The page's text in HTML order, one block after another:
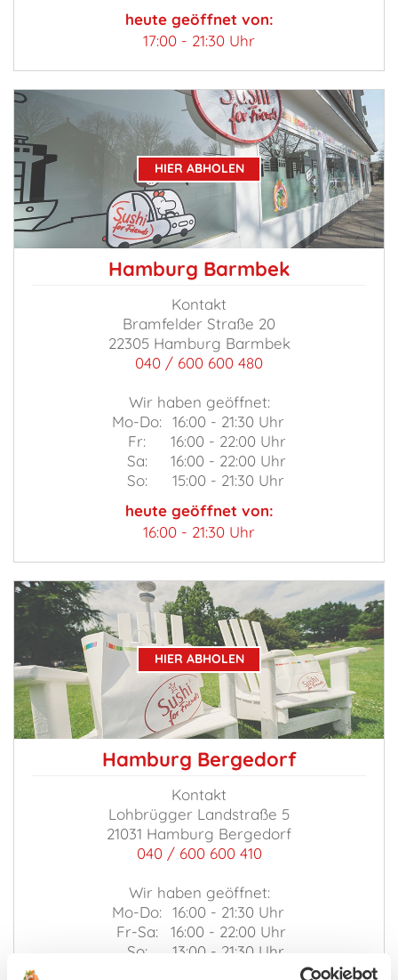
heute geöffnet von:
17:00 - 21:30 Uhr
HIER ABHOLEN
Hamburg Barmbek
Kontakt
Bramfelder Straße 20
22305 Hamburg Barmbek
040 / 600 600 480
Wir haben geöffnet:
Mo-Do:
16:00 - 21:30 Uhr
Fr:
16:00 - 22:00 Uhr
Sa:
16:00 - 22:00 Uhr
So:
15:00 - 21:30 Uhr
heute geöffnet von:
16:00 - 21:30 Uhr
HIER ABHOLEN
Hamburg Bergedorf
Kontakt
Lohbrügger Landstraße 5
21031 Hamburg Bergedorf
040 / 600 600 410
Wir haben geöffnet:
Mo-Do:
16:00 - 21:30 Uhr
Fr-Sa:
16:00 - 22:00 Uhr
So:
13:00 - 21:30 Uhr